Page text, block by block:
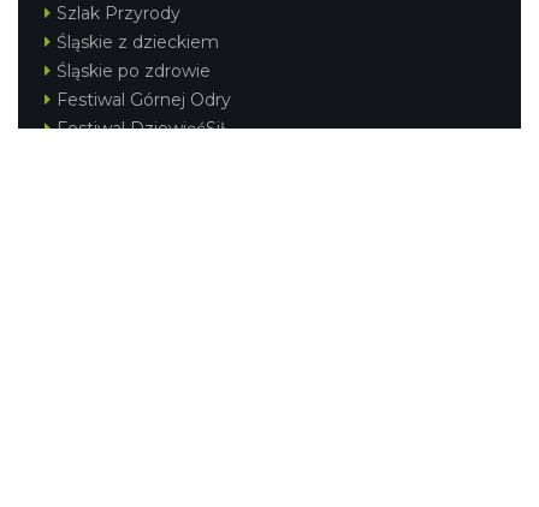
Szlak Przyrody
Śląskie z dzieckiem
Śląskie po zdrowie
Festiwal Górnej Odry
Festiwal DziewięćSił